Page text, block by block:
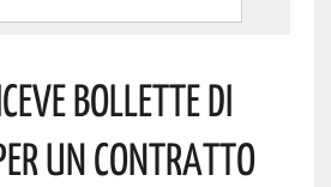
Bollette Di
Un Contratto